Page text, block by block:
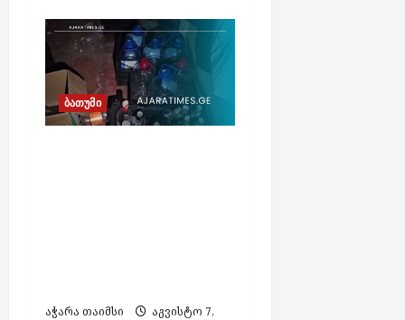
ბათუმი
აჭარა თაიმსი
აგვისტო 7,